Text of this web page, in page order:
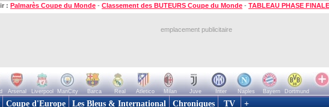
: Palmarès Coupe du Monde - Classement des BUTEURS Coupe du Monde - TABLEAU PHASE
emplacement publicitaire
Arsenal Liverpool ManCity Barca Real Atletico Milan Juve Inter Naples Bayern
Dortmund
Coupe d'Europe Les Bleus & International Chroniques TV +